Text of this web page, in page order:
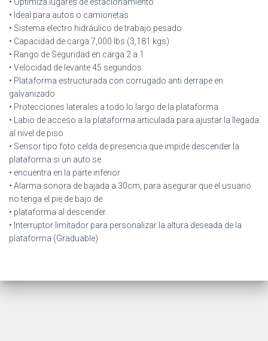
• Ideal para autos o camionetas
• Sistema electro hidráulico de trabajo pesado
• Capacidad de carga 7,000 lbs (3,181 kgs)
• Rango de Seguridad en carga 2 a 1
• Velocidad de levante 45 segundos
• Plataforma estructurada con corrugado anti derrape en
galvanizado
• Protecciones laterales a todo lo largo de la plataforma
• Labio de acceso a la plataforma articulada para ajustar la llegada
al nivel de piso
• Sensor tipo foto celda de presencia que impide descender la
plataforma si un auto se
• encuentra en la parte inferior
• Alarma sonora de bajada a 30cm, para asegurar que el usuario
no tenga el pie de bajo de
• plataforma al descender
• Interruptor limitador para personalizar la altura deseada de la
plataforma (Graduable)